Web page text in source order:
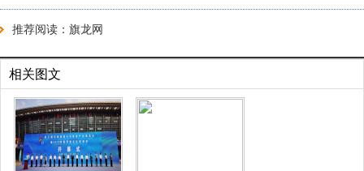
推荐阅读： 旗龙网
相关图文